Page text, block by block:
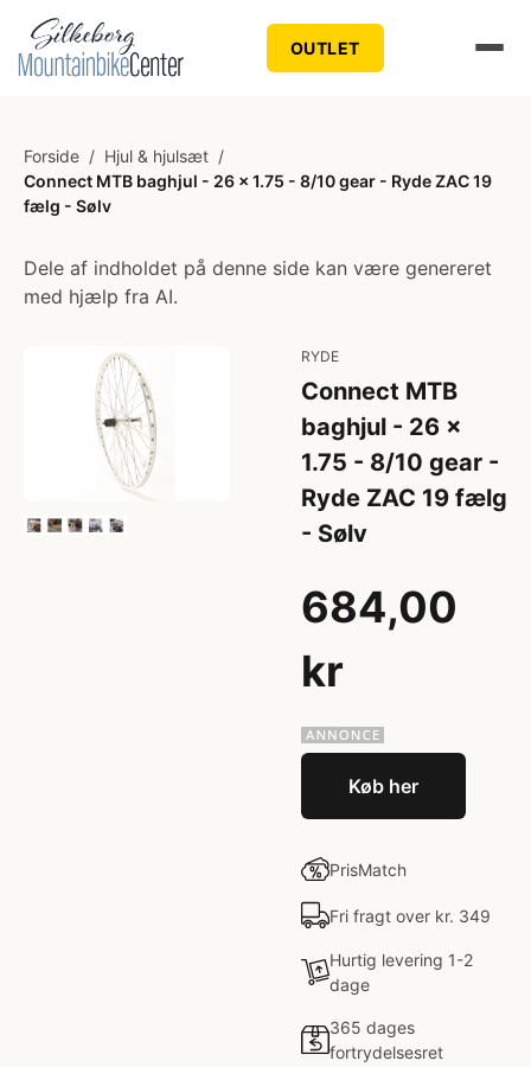
OUTLET
Forside / Hjul & hjulsæt /
Connect MTB baghjul - 26 x 1.75 - 8/10 gear - Ryde ZAC 19
fælg - Sølv
Dele af indholdet på denne side kan være genereret
med hjælp fra AI.
RYDE
Connect MTB
baghjul - 26 x
1.75 - 8/10 gear -
Ryde ZAC 19 fælg
- Sølv
684,00
kr
Køb her
PrisMatch
Fri fragt over kr. 349
Hurtig levering 1-2
dage
365 dages
fortrydelsesret